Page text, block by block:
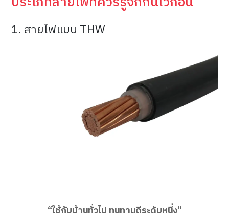
1. สายไฟแบบ THW
“ใช้กับบ้านทั่วไป ทนทานดีระดับหนึ่ง”